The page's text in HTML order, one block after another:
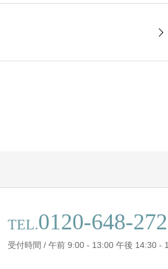
TEL.0120-648-272
受付時間 / 午前 9:00 - 13:00 午後 14:30 -